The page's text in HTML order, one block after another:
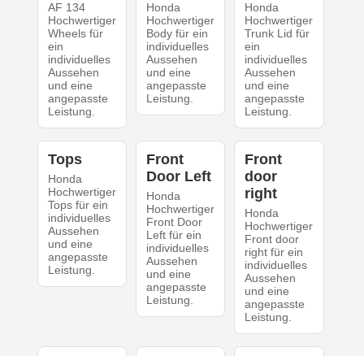
AF 134
Hochwertiger
Wheels für
ein
individuelles
Aussehen
und eine
angepasste
Leistung.
Honda
Hochwertiger
Body für ein
individuelles
Aussehen
und eine
angepasste
Leistung.
Honda
Hochwertiger
Trunk Lid für
ein
individuelles
Aussehen
und eine
angepasste
Leistung.
Tops
Honda
Hochwertiger
Tops für ein
individuelles
Aussehen
und eine
angepasste
Leistung.
Front
Door Left
Honda
Hochwertiger
Front Door
Left für ein
individuelles
Aussehen
und eine
angepasste
Leistung.
Front
door
right
Honda
Hochwertiger
Front door
right für ein
individuelles
Aussehen
und eine
angepasste
Leistung.